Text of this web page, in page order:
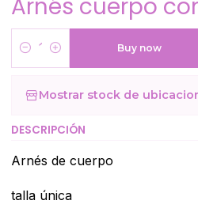
Arnés cuerpo
Cantidad
Buy now
Mostrar stock de
DESCRIPCIÓN
Arnés de cuerpo
talla única